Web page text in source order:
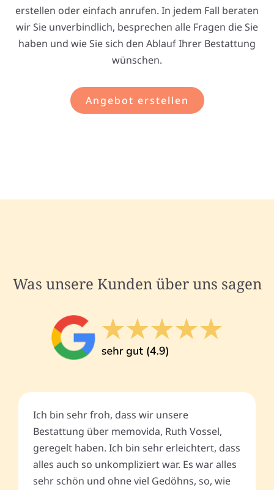
erstellen oder einfach anrufen. In jedem Fall beraten
wir Sie unverbindlich, besprechen alle Fragen die Sie
haben und wie Sie sich den Ablauf Ihrer Bestattung
wünschen.
Angebot erstellen
Was unsere Kunden über uns sagen
Ich bin sehr froh, dass wir unsere
Bestattung über memovida, Ruth Vossel,
geregelt haben. Ich bin sehr erleichtert, dass
alles auch so unkompliziert war. Es war alles
sehr schön und ohne viel Gedöhns, so, wie